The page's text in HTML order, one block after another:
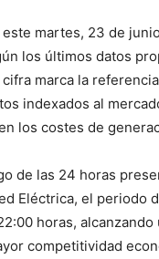
martes, 23 de
los últimos datos
cifra marca la
indexados al
los costes de
de las 24 horas
Eléctrica, el periodo
horas,
competitividad